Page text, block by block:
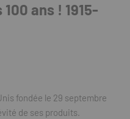
ans ! 1915-
fondée le 29 septembre
de ses produits.